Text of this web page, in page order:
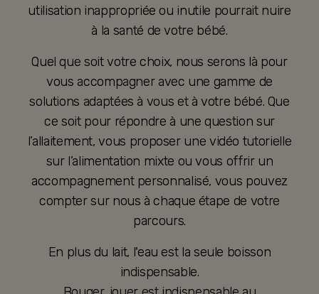
utilisation inappropriée ou inutile pourrait nuire
à la santé de votre bébé.
Quel que soit votre choix, nous serons là pour
vous accompagner avec une gamme de
solutions adaptées à vous et à votre bébé. Que
ce soit pour répondre à une question sur
l’allaitement, vous proposer une vidéo tutorielle
sur l’alimentation mixte ou vous offrir un
accompagnement personnalisé, vous pouvez
compter sur nous à chaque étape de votre
parcours.
En plus du lait, l'eau est la seule boisson
indispensable.